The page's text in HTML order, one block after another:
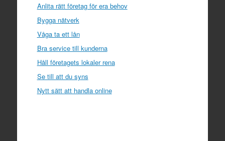
Anlita rätt företag för era behov
Bygga nätverk
Våga ta ett lån
Bra service till kunderna
Håll företagets lokaler rena
Se till att du syns
Nytt sätt att handla online